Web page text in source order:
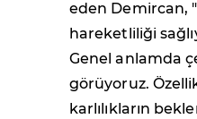
eden Demircan,
hareketliliği
Genel anlamda
görüyoruz.
karlılıkların